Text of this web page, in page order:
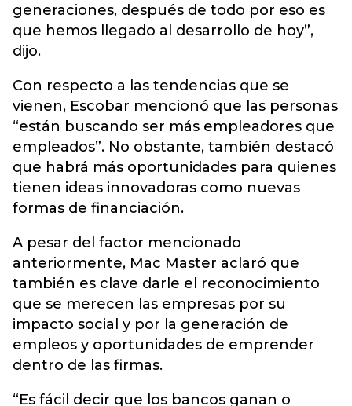
generaciones, después de todo por eso es
que hemos llegado al desarrollo de hoy”,
dijo.
Con respecto a las tendencias que se
vienen, Escobar mencionó que las personas
“están buscando ser más empleadores que
empleados”. No obstante, también destacó
que habrá más oportunidades para quienes
tienen ideas innovadoras como nuevas
formas de financiación.
A pesar del factor mencionado
anteriormente, Mac Master aclaró que
también es clave darle el reconocimiento
que se merecen las empresas por su
impacto social y por la generación de
empleos y oportunidades de emprender
dentro de las firmas.
“Es fácil decir que los bancos ganan o